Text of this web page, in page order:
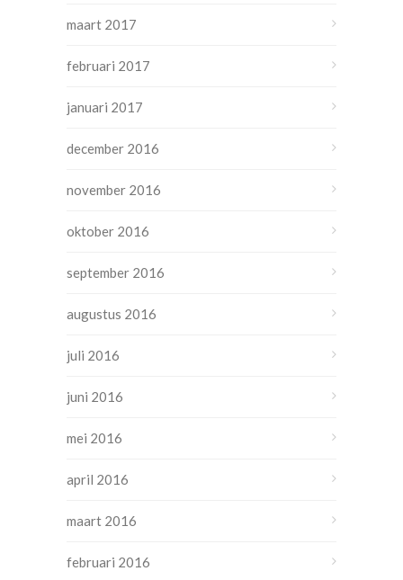
maart 2017
februari 2017
januari 2017
december 2016
november 2016
oktober 2016
september 2016
augustus 2016
juli 2016
juni 2016
mei 2016
april 2016
maart 2016
februari 2016